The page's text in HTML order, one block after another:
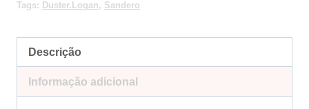
Tags: Duster.Logan, Sandero
Descrição
Informação adicional